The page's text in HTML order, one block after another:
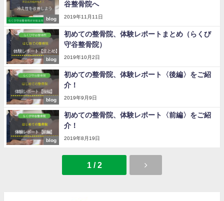
blog
谷整骨院へ
2019年11月11日
blog
初めての整骨院、体験レポートまとめ（らくび
守谷整骨院）
2019年10月2日
blog
初めての整骨院、体験レポート〈後編〉をご紹
介！
2019年9月9日
blog
初めての整骨院、体験レポート〈前編〉をご紹
介！
2019年8月19日
1 / 2